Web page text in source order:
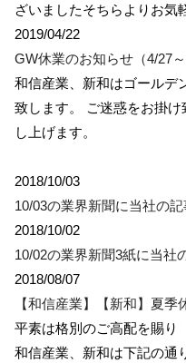
ざいましたそちらよりお気
2019/04/22
GW休業のお知らせ（4/27～
和信産業、新和はゴールデ
致します。 ご迷惑をお掛
し上げます。
2018/10/03
10/03の業界新聞に当社の
2018/10/02
10/02の業界新聞3紙に当社
2018/08/07
【和信産業】【新和】夏季
平素は格別のご高配を賜り
和信産業、新和は下記の通